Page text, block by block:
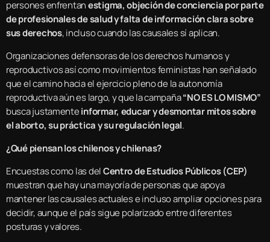
persones enfrentanestigma, objeción de conciencia por parte
de profesionales de salud y falta de información clara sobre
sus derechos, incluso cuando las causales sí aplican.
Organizaciones defensoras de los derechos humanos y
reproductivos así como movimientos feministas han señalado
que el camino hacia el ejercicio pleno de la autonomía
reproductiva aún es largo, y que la campaña“NO ES LO MISMO”
busca justamenteinformar, educar y desmontar mitos sobre
el aborto, su práctica y su regulación legal.
¿Qué piensan los chilenos y chilenas?
Encuestas como las delCentro de Estudios Públicos (CEP)
muestran que hay una mayoría de personas que apoya
mantener las causales actuales e incluso ampliar opciones para
decidir, aunque el país sigue polarizado entre diferentes
posturas y valores.